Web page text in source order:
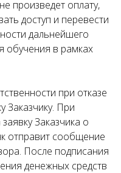
произведет оплату,
доступ и перевести
дальнейшего
обучения в рамках
при отказе
Заказчику. При
Заказчика о
отправит сообщение
После подписания
денежных средств